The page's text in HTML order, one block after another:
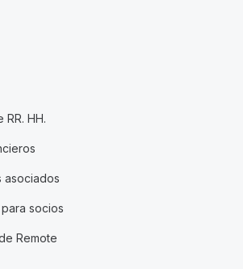
HH.
asociados
socios
Remote